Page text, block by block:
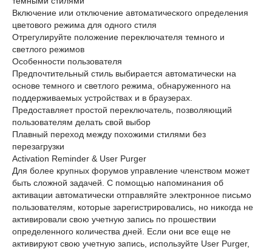
Включение или отключение автоматического определения
цветового режима для одного стиля
Отрегулируйте положение переключателя темного и
светлого режимов
Особенности пользователя
Предпочтительный стиль выбирается автоматически на
основе темного и светлого режима, обнаруженного на
поддерживаемых устройствах и в браузерах.
Предоставляет простой переключатель, позволяющий
пользователям делать свой выбор
Плавный переход между похожими стилями без
перезагрузки
Activation Reminder & User Purger
Для более крупных форумов управление членством может
быть сложной задачей. С помощью напоминания об
активации автоматически отправляйте электронное письмо
пользователям, которые зарегистрировались, но никогда не
активировали свою учетную запись по прошествии
определенного количества дней. Если они все еще не
активируют свою учетную запись, используйте User Purger,